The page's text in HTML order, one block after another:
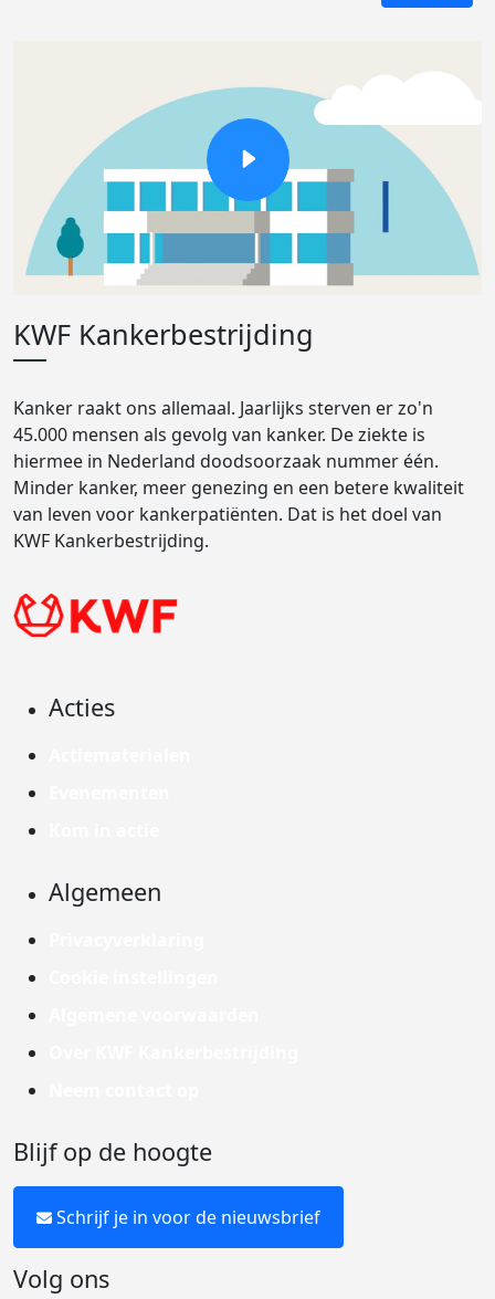
KWF Kankerbestrijding
Kanker raakt ons allemaal. Jaarlijks sterven er zo'n
45.000 mensen als gevolg van kanker. De ziekte is
hiermee in Nederland doodsoorzaak nummer één.
Minder kanker, meer genezing en een betere kwaliteit
van leven voor kankerpatiënten. Dat is het doel van
KWF Kankerbestrijding.
Acties
Algemeen
Blijf op de hoogte
Schrijf je in voor de nieuwsbrief
Volg ons